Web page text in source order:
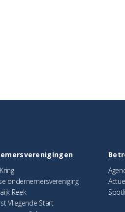
ondernemersvereniging
Reek
Vliegende Start